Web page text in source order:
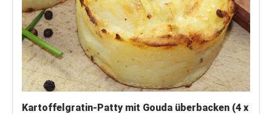
Kartoffelgratin-Patty mit Gouda überbacken (4 x